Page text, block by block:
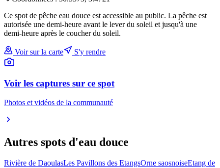
Ce spot de pêche eau douce est accessible au public. La pêche est
autorisée une demi-heure avant le lever du soleil et jusqu'à une
demi-heure après le coucher du soleil.
Voir sur la carte S'y rendre
Voir les captures sur ce spot
Photos et vidéos de la communauté
Autres spots d'eau douce
Rivière de DaoulasLes Pavillons des EtangsOrne saosnoiseEtang de